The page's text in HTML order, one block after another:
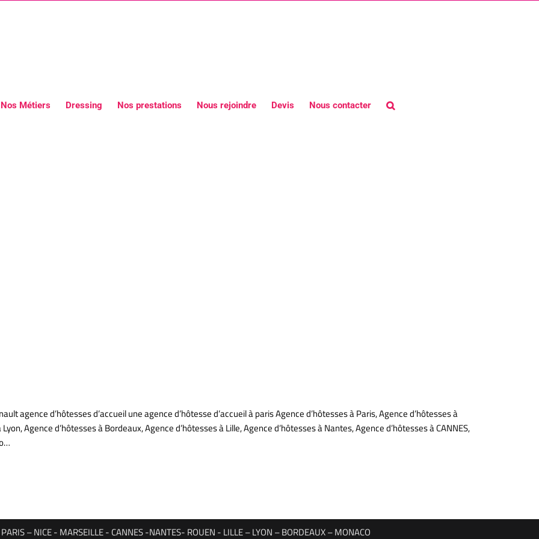
Nos Métiers Dressing Nos prestations Nous rejoindre Devis Nous contacter
agence d’hôtesses d’accueil une agence d’hôtesse d’accueil à paris Agence d’hôtesses à Paris, Agence d’hôtesses à
Agence d’hôtesses à Bordeaux, Agence d’hôtesses à Lille, Agence d’hôtesses à Nantes, Agence d’hôtesses à CANNES,
– NICE - MARSEILLE - CANNES -NANTES- ROUEN - LILLE – LYON – BORDEAUX – MONACO